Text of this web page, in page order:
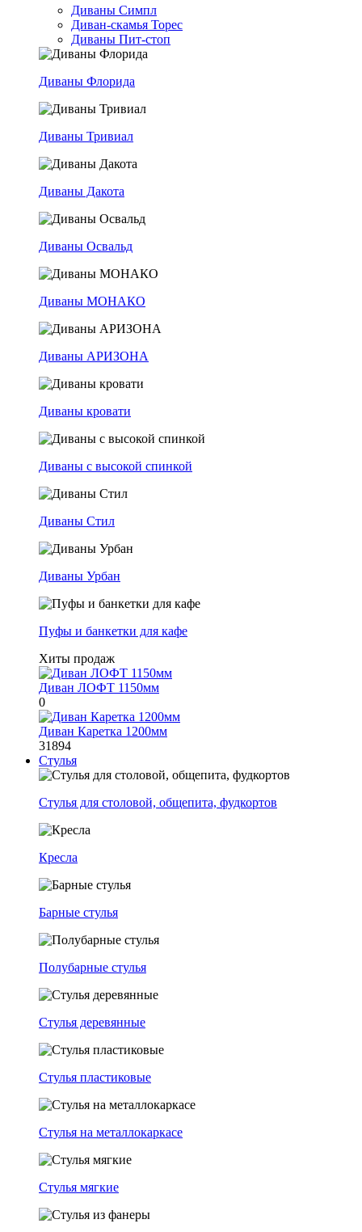
Диваны Симпл
Диван-скамья Торес
Диваны Пит-стоп
Диваны Флорида
Диваны Тривиал
Диваны Дакота
Диваны Освальд
Диваны МОНАКО
Диваны АРИЗОНА
Диваны кровати
Диваны с высокой спинкой
Диваны Стил
Диваны Урбан
Пуфы и банкетки для кафе
Хиты продаж
Диван ЛОФТ 1150мм
0
Диван Каретка 1200мм
31894
Стулья
Стулья для столовой, общепита, фудкортов
Кресла
Барные стулья
Полубарные стулья
Стулья деревянные
Стулья пластиковые
Стулья на металлокаркасе
Стулья мягкие